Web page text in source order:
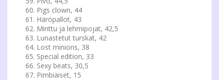
Pigs clown, 44
Häröpallot, 43
Minttu ja lehmipojat, 42,5
Lunastetut turskat, 42
Lost minions, 38
Special edition, 33
Sexy beats, 30,5
Pimbiäiset, 15